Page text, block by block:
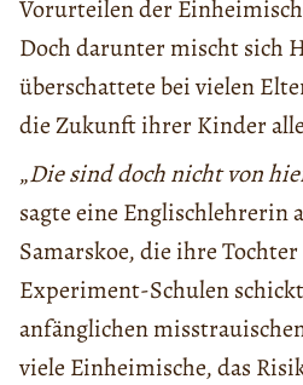
Vorurteilen der
Doch darunter mischt sich
überschattete bei vielen
die Zukunft ihrer Kinder
„Die sind doch nicht von
sagte eine Englischlehrerin
Samarskoe, die ihre
Experiment-Schulen
anfänglichen
viele Einheimische, das